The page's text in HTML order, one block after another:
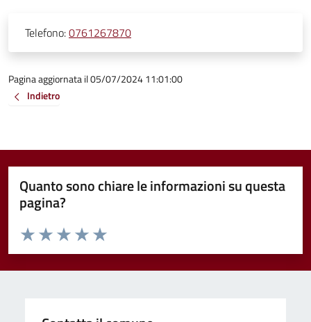
Telefono:0761267870
Pagina aggiornata il 05/07/2024 11:01:00
Indietro
Quanto sono chiare le informazioni su questa
pagina?
Valuta da 1 a 5 stelle la pagina
Valuta 5 stelle su 5
Valuta 4 stelle su 5
Valuta 3 stelle su 5
Valuta 2 stelle su 5
Valuta 1 stelle su 5